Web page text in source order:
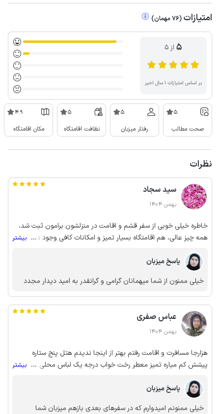
امتیازات (
76مهمان)
5 از ۵
بر اساس امتیازات ۱ سال اخیر
5
صحت مطالب
5
رفتار میزبان
5
نظافت اقامتگاه
4.9
مکان اقامتگاه
نظرات
سید سجاد
بهمن 1404
خاطره خیلی خوبی از سفر قشم و اقامت در منزلشون برامون ثبت شد،
همه چیز عالی، هم اقامتگاه بسیار تمیز و امکانات کافی وجود داره، هم
دادیم بهشون که واقعا عالی بود و دستشون درد نکنه، ان شاا... خدا
بهشون برکت بده، لباس و شال محلی هم در اختیارمون گذاشتند که
واقعا تجربه جذابی بود.اگر باز به قشم سفر کنیم حتما بهشون سر
میزنیم، پربرکت و روزی و سلامت باشید ان شاا...💫
... بیشتر
پاسخ میزبان
خیلی ممنون از شما میهمانان گرامی و گرانقدر به امید دیدار مجدد
عباس صفری
بهمن 1404
هزارجا مسافرت و اقامت رفتم بهتر از اینجا ندیدم هتل پنج ستاره
پیشش کم میاره تمیز معطر رخت خواب درجه یک لباس محلی رایگان و
اقامتگاه انقدر تمیزه حلالتون باشه راستی نون محلی صبحونه شون هم
حرف نداره
... بیشتر
پاسخ میزبان
خیلی ممنونم امیدوارم که در سفرهای بعدی بازهم میزبان شما